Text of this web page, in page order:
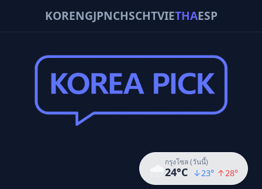
KORENGJPNCHSCHTVIETHAESP
กรุงโซล (วันนี้)
24°C ↓23° ↑28°